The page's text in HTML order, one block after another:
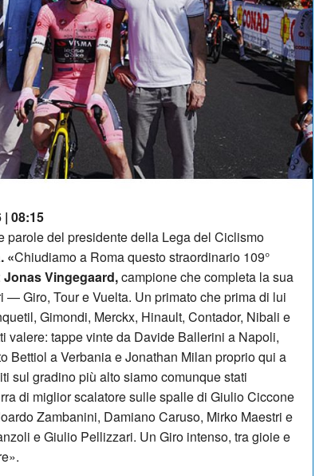
| 08:15
parole del presidente della Lega del Ciclismo
«Chiudiamo a Roma questo straordinario 109°
Jonas Vingegaard,campione che completa la sua
— Giro, Tour e Vuelta. Un primato che prima di lui
Gimondi, Merckx, Hinault, Contador, Nibali e
valere: tappe vinte da Davide Ballerini a Napoli,
Bettiol a Verbania e Jonathan Milan proprio qui a
sul gradino più alto siamo comunque stati
di miglior scalatore sulle spalle di Giulio Ciccone
Zambanini, Damiano Caruso, Mirko Maestri e
e Giulio Pellizzari. Un Giro intenso, tra gioie e
#334 CHARLY WEGELIUS,